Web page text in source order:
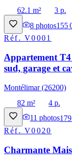
62.1 m²
3 p.
8 photos155
Réf.V0001
Appartement T4
sud, garage et
Montélimar (26200)
82 m²
4 p.
11 photos
Réf.V0020
Charmante